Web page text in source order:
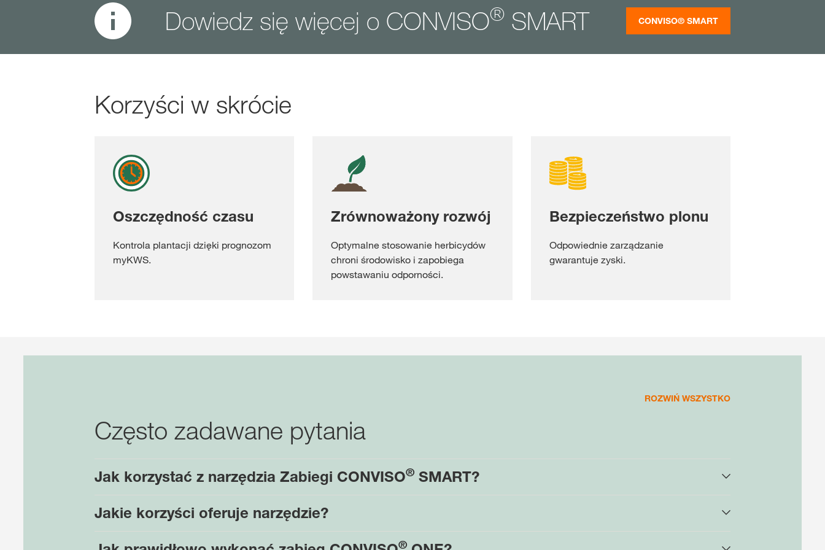
Dowiedz się więcej o CONVISO® SMART CONVISO® SMART
Korzyści w skrócie
Oszczędność czasu
Kontrola plantacji dzięki prognozom
myKWS.
Zrównoważony rozwój
Optymalne stosowanie herbicydów
chroni środowisko i zapobiega
powstawaniu odporności.
Bezpieczeństwo plonu
Odpowiednie zarządzanie
gwarantuje zyski.
ROZWIŃ WSZYSTKO
Często zadawane pytania
Jak korzystać z narzędzia Zabiegi CONVISO® SMART?
Jakie korzyści oferuje narzędzie?
®